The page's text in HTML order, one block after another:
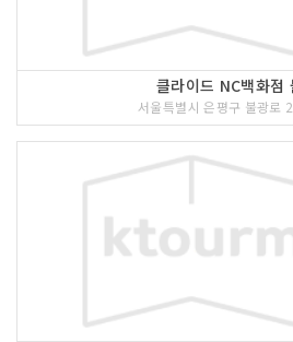
클라이드 NC백화점
서울특별시 은평구 불광로